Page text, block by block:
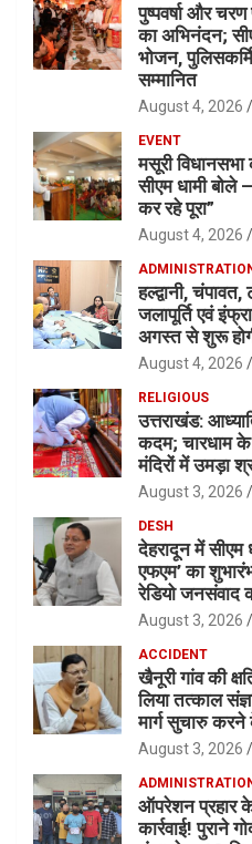
पुष्पवर्षा और
का अभिनंदन;
भोजन,
सम्मानित
August 4, 2026
EVENT
मसूरी
सीएम धामी बोले
कर रहे पूरा”
August 4, 2026
हल्द्वानी,
जलापूर्ति एवं
अगस्त से शुरू
August 4, 2026
RELIGIOUS
उत्तराखंड:
कदम; चारधाम
मंदिरों में उमड़ा
August 3, 2026
DESH
देहरादून में सीएम
एफएम’ का
रेडियो जनसंवाद
August 3, 2026
ACCIDENT
खैनूरी गांव की
लिया तत्काल
मार्ग सुचारु करने
August 3, 2026
ऑपरेशन प्रहार के
कार्रवाई! पुराने